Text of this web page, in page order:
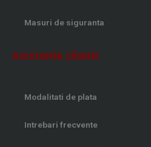
Masuri de siguranta
Asistenta clienti
Modalitati de plata
Intrebari frecvente